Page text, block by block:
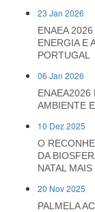
23 Jan 2026
ENAEA
ENERGIA E
PORTUGAL
06 Jan 2026
ENAEA2026
AMBIENTE
10 Dez 2025
O
DA
NATAL MAIS
20 Nov 2025
PALMELA